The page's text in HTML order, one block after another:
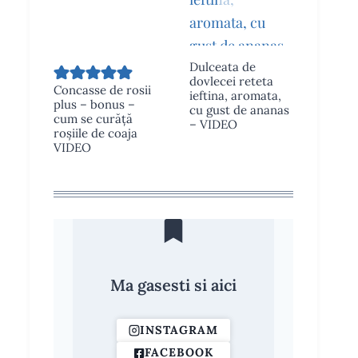
Concasse de rosii
plus – bonus –
cum se curăță
roșiile de coaja
VIDEO
Dulceata de
dovlecei reteta
ieftina, aromata,
cu gust de ananas
– VIDEO
Ma gasesti si aici
INSTAGRAM
FACEBOOK